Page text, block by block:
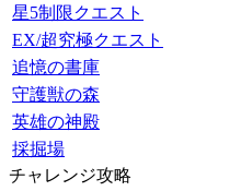
星5制限クエスト
EX/超究極クエスト
追憶の書庫
守護獣の森
英雄の神殿
採掘場
チャレンジ攻略